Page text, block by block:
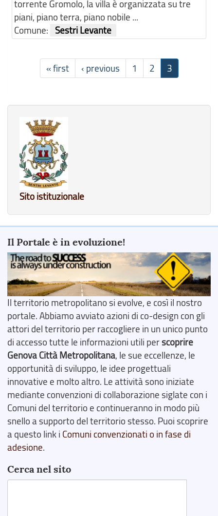
torrente Gromolo, la villa è organizzata su tre
piani, piano terra, piano nobile ...
Comune:
Sestri Levante
« first ‹ previous 1 2 3
Sito istituzionale
Il Portale è in evoluzione!
Il territorio metropolitano si evolve, e così il nostro
portale. Abbiamo avviato azioni di co-design con gli
attori del territorio per raccogliere in un unico punto
di accesso tutte le informazioni utili perscoprire
Genova Città Metropolitana, le sue eccellenze, le
opportunità di sviluppo, le idee progettuali
innovative e molto altro. Le attività sono iniziate
mediante convenzioni di collaborazione siglate con i
Comuni del territorio e continueranno in modo più
snello a supporto del territorio stesso. Puoi scoprire
a questo link i Comuni convenzionati o in fase di
adesione.
Cerca nel sito